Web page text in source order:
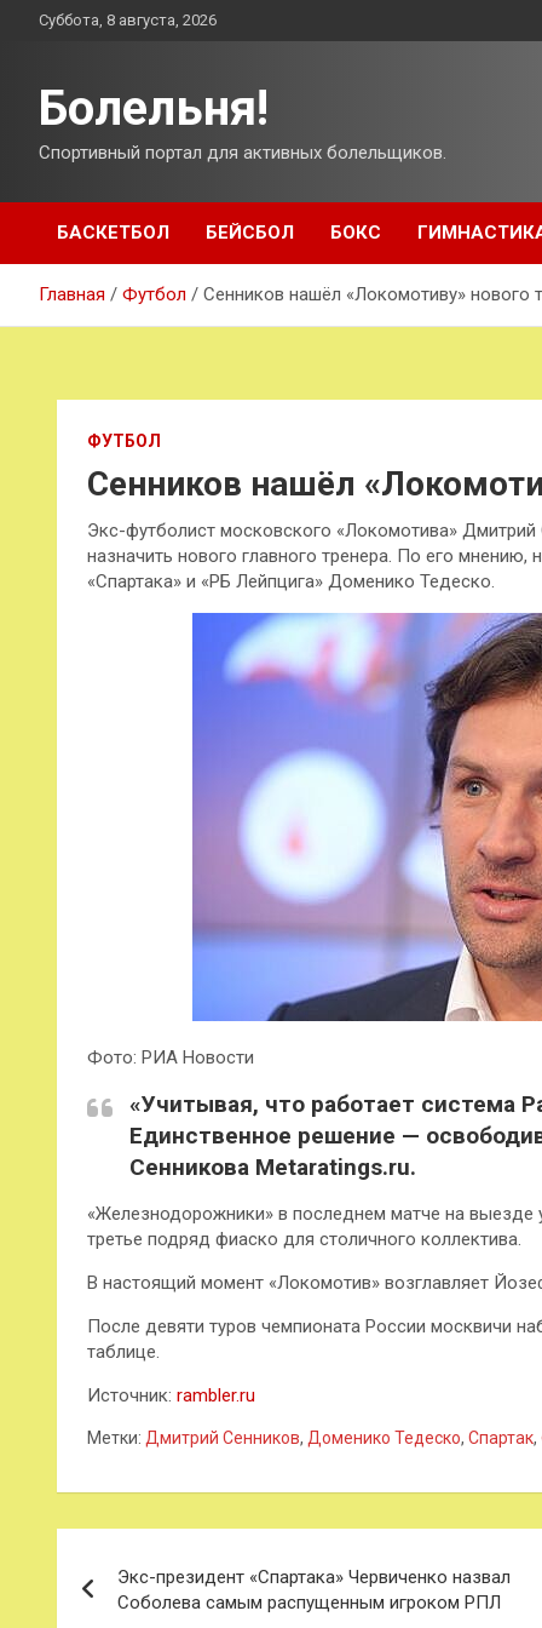
ПерейтиСуббота, 8 августа, 2026
Болельня!
Спортивный портал для активных болельщиков.
БАСКЕТБОЛ БЕЙСБОЛ БОКС
Главная Футбол Сенников нашёл «Локомотиву» нового
ФУТБОЛ
Сенников нашёл
Экс-футболист московского «Локомотива»
назначить нового главного тренера. По его
«Спартака» и «РБ Лейпцига» Доменико Тедеско.
Фото: РИА Новости
«Учитывая, что работает система
Единственное решение —
Сенникова Metaratings.ru.
«Железнодорожники» в последнем матче на выезде
третье подряд фиаско для столичного коллектива.
В настоящий момент «Локомотив» возглавляет
После девяти туров чемпионата России москвичи
таблице.
Источник: rambler.ru
Метки: Дмитрий Сенников, Доменико Тедеско, Спартак,
по
Экс-президент «Спартака» Червиченко назвал
Соболева самым распущенным игроком РПЛ